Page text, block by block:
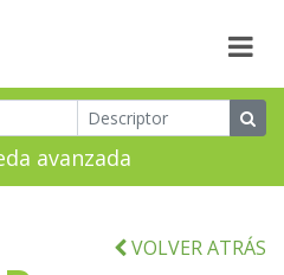
avanzada
VOLVER ATRÁS